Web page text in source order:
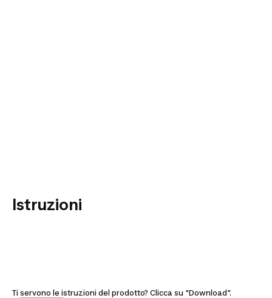
Istruzioni
Ti servono le istruzioni del prodotto? Clicca su "Download".